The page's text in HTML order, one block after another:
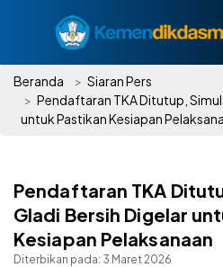
Beranda
Siaran Pers
Pendaftaran TKA Ditutup,
untuk Pastikan Kesiapan
Pendaftaran TKA
Gladi Bersih Digelar
Kesiapan Pelaksanaan
Diterbikan pada: 3 Maret 2026